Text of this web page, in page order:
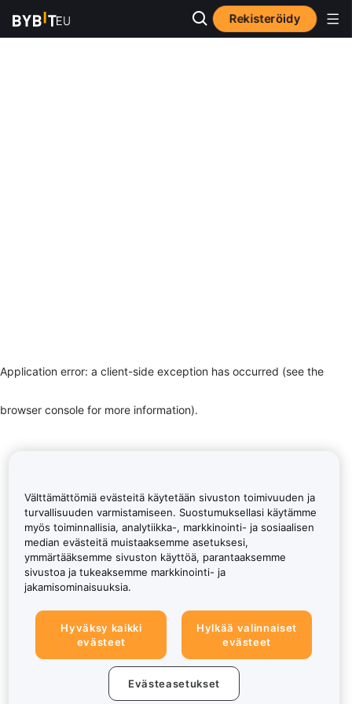
Rekisteröidy
Application error: a client-side exception has occurred (see the
browser console for more information).
Välttämättömiä evästeitä käytetään sivuston toimivuuden ja
turvallisuuden varmistamiseen. Suostumuksellasi käytämme
myös toiminnallisia, analytiikka-, markkinointi- ja sosiaalisen
median evästeitä muistaaksemme asetuksesi,
ymmärtääksemme sivuston käyttöä, parantaaksemme
sivustoa ja tukeaksemme markkinointi- ja
jakamisominaisuuksia.
Hyväksy kaikki
evästeet
Hylkää valinnaiset
evästeet
Evästeasetukset